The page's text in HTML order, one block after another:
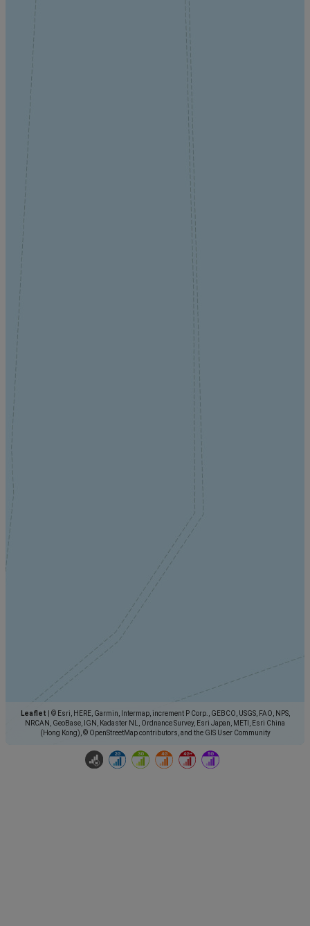
Leaflet
© Esri, HERE, Garmin, Intermap, increment P Corp., GEBCO, USGS, FAO, NPS,
NRCAN, GeoBase, IGN, Kadaster NL, Ordnance Survey, Esri Japan, METI, Esri China
(Hong Kong), © OpenStreetMap contributors, and the GIS User Community